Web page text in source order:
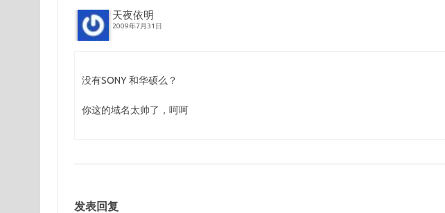
天夜依明
2009年7月31日
没有SONY 和华硕么？
你这的域名太帅了，呵呵
发表回复